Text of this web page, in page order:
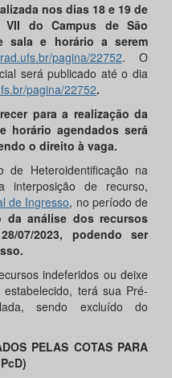
nos dias 18 e 19 de
do Campus de São
sala e horário a serem
pagina/22752. O
será publicado até o dia
pagina/22752.
para a realização da
horário agendados será
o direito à vaga.
de Heteroidentificação na
interposição de recurso,
de Ingresso, no período de
da análise dos recursos
28/07/2023, podendo ser
indeferidos ou deixe
terá sua Pré-
sendo excluído do
PELAS COTAS PARA